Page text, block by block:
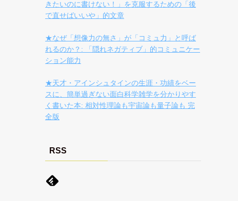
きたいのに書けない！」を克服するための「後
で直せばいいや」的文章
★なぜ「想像力の無さ」が「コミュ力」と呼ば
れるのか？: 「隠れネガティブ」的コミュニケー
ション能力
★天才・アインシュタインの生涯・功績をベー
スに、簡単過ぎない面白科学雑学を分かりやす
く書いた本: 相対性理論も宇宙論も量子論も 完
全版
RSS